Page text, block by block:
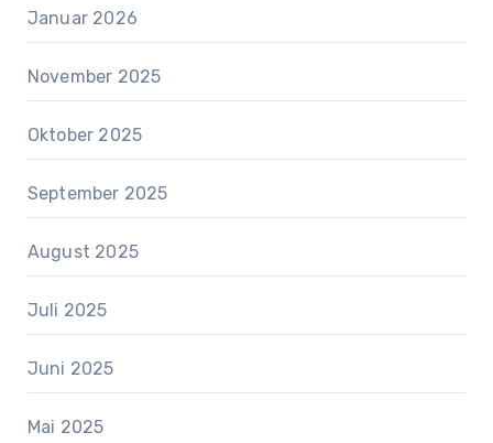
Januar 2026
November 2025
Oktober 2025
September 2025
August 2025
Juli 2025
Juni 2025
Mai 2025